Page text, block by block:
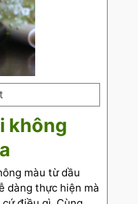
không
màu từ dầu
dàng thực hiện mà